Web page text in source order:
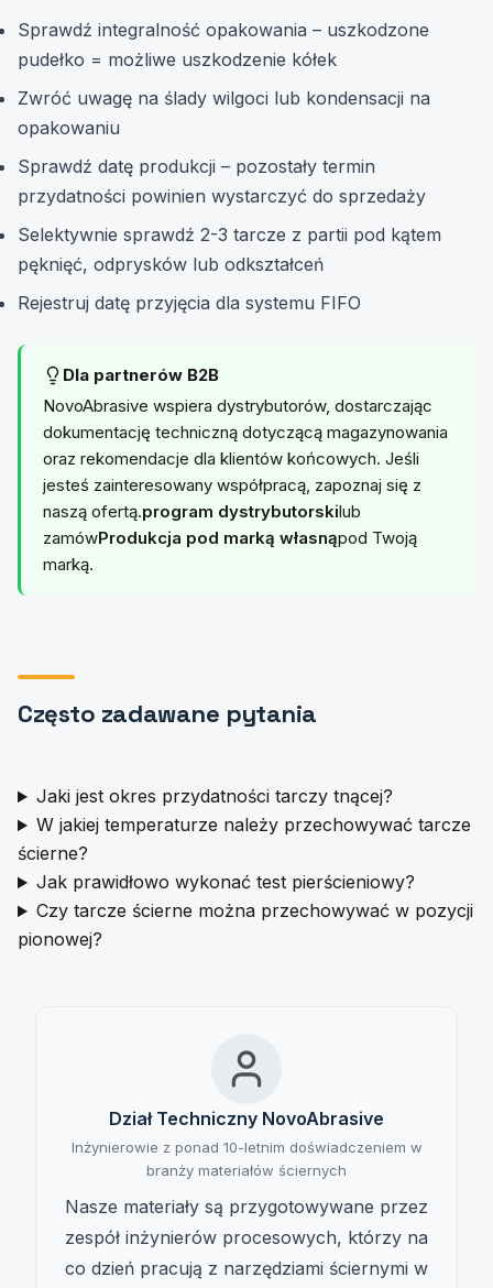
Sprawdź integralność opakowania – uszkodzone
pudełko = możliwe uszkodzenie kółek
Zwróć uwagę na ślady wilgoci lub kondensacji na
opakowaniu
Sprawdź datę produkcji – pozostały termin
przydatności powinien wystarczyć do sprzedaży
Selektywnie sprawdź 2-3 tarcze z partii pod kątem
pęknięć, odprysków lub odkształceń
Rejestruj datę przyjęcia dla systemu FIFO
Dla partnerów B2B
NovoAbrasive wspiera dystrybutorów, dostarczając
dokumentację techniczną dotyczącą magazynowania
oraz rekomendacje dla klientów końcowych. Jeśli
jesteś zainteresowany współpracą, zapoznaj się z
naszą ofertą.program dystrybutorskilub
zamówProdukcja pod marką własnąpod Twoją
marką.
Często zadawane pytania
Jaki jest okres przydatności tarczy tnącej?
W jakiej temperaturze należy przechowywać tarcze
ścierne?
Jak prawidłowo wykonać test pierścieniowy?
Czy tarcze ścierne można przechowywać w pozycji
pionowej?
Dział Techniczny NovoAbrasive
Inżynierowie z ponad 10-letnim doświadczeniem w
branży materiałów ściernych
Nasze materiały są przygotowywane przez
zespół inżynierów procesowych, którzy na
co dzień pracują z narzędziami ściernymi w